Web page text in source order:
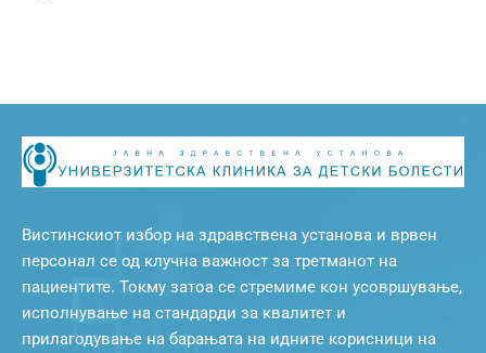
Вистинскиот избор на здравствена установа и врвен
персонал се од клучна важност за третманот на
пациентите. Токму затоа се стремиме кон усовршување,
исполнување на стандарди за квалитет и
прилагодување на барањата на идните корисници на